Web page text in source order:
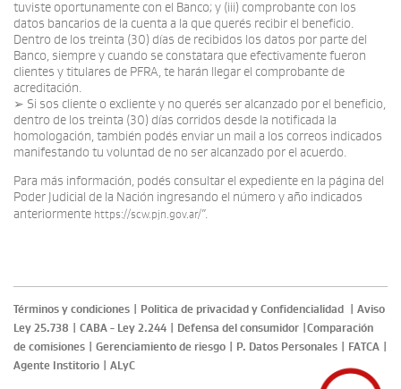
tuviste oportunamente con el Banco; y (iii) comprobante con los
datos bancarios de la cuenta a la que querés recibir el beneficio.
Dentro de los treinta (30) días de recibidos los datos por parte del
Banco, siempre y cuando se constatara que efectivamente fueron
clientes y titulares de PFRA, te harán llegar el comprobante de
acreditación.
➢ Si sos cliente o excliente y no querés ser alcanzado por el beneficio,
dentro de los treinta (30) días corridos desde la notificada la
homologación, también podés enviar un mail a los correos indicados
manifestando tu voluntad de no ser alcanzado por el acuerdo.
Para más información, podés consultar el expediente en la página del
Poder Judicial de la Nación ingresando el número y año indicados
anteriormente https://scw.pjn.gov.ar/”.
Términos y condiciones Politica de privacidad y Confidencialidad
Aviso
Ley 25.738
CABA - Ley 2.244 Defensa del consumidor
Comparación
de comisiones
Gerenciamiento de riesgo P. Datos Personales FATCA
Agente Institorio
ALyC